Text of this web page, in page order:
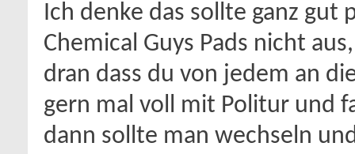
Ich denke das sollte ganz gut
Chemical Guys Pads nicht
dran dass du von jedem an
gern mal voll mit Politur und
dann sollte man wechseln